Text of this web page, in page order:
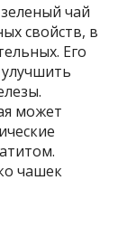
чай
свойств, в
Его
может
чашек